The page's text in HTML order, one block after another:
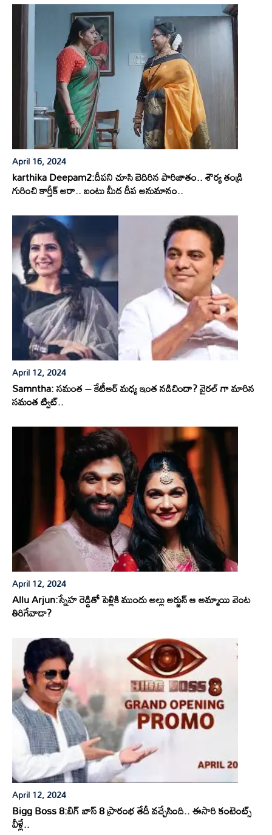
April 16, 2024
karthika Deepam2:దీపని చూసి బెదిరిన పారిజాతం.. శౌర్య తండ్రి
గురించి కార్తీక్ అరా.. బంటు మీద దీప అనుమానం..
April 12, 2024
Samntha: సమంత – కేటీఆర్ మధ్య ఇంత నడిచిందా? వైరల్ గా మారిన
సమంత ట్విట్..
April 12, 2024
Allu Arjun:స్నేహ రెడ్డితో పెళ్లికి ముందు అల్లు అర్జున్ ఆ అమ్మాయి వెంట
తిరిగేవాడా?
April 12, 2024
Bigg Boss 8:బిగ్ బాస్ 8 ప్రారంభ తేదీ వచ్చేసింది.. ఈసారి కంటెంట్స్
వీళ్లే..